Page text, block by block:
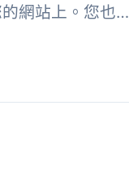
網站上。您也可
...